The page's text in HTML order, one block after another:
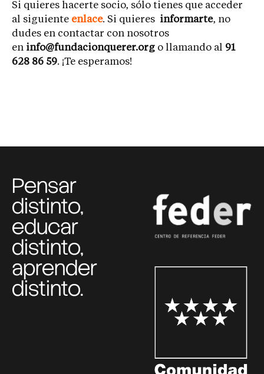
Si quieres hacerte socio, sólo tienes que acceder
al siguiente enlace. Si quieres informarte, no
dudes en contactar con nosotros
en info@fundacionquerer.org o llamando al 91
628 86 59. ¡Te esperamos!
Pensar
distinto,
educar
distinto,
aprender
distinto.